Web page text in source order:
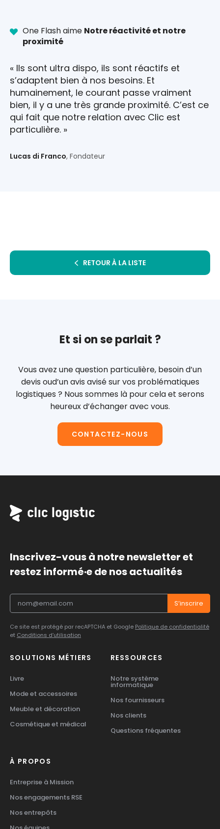
One Flash aime Notre réactivité et notre
proximité
« Ils sont ultra dispo, ils sont réactifs et
s’adaptent bien à nos besoins. Et
humainement, le courant passe vraiment
bien, il y a une très grande proximité. C’est ce
qui fait que notre relation avec Clic est
particulière. »
Lucas di Franco, Fondateur
RETOUR À LA LISTE
Et si on se parlait ?
Vous avez une question particulière, besoin d’un
devis oud’un avis avisé sur vos problématiques
logistiques ? Nous sommes là pour cela et serons
heureux d’échanger avec vous.
CONTACTEZ-NOUS
Inscrivez-vous à notre newsletter et
restez informé·e de nos actualités
Ce site est protégé par recAPTCHA et Google Politique de confidentialité
et Conditions d’utilisation
SOLUTIONS MÉTIERS
Livre
Mode et accessoires
Meuble et décoration
Cosmétique et médical
RESSOURCES
Notre système
informatique
Nos fournisseurs
Nos clients
Questions fréquentes
À PROPOS
Entreprise à Mission
Nos engagements RSE
Nos entrepôts